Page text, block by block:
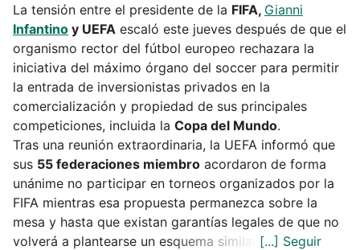
La tensión entre el presidente de la FIFA, Gianni
Infantino y UEFA escaló este jueves después de que el
organismo rector del fútbol europeo rechazara la
iniciativa del máximo órgano del soccer para permitir
la entrada de inversionistas privados en la
comercialización y propiedad de sus principales
competiciones, incluida la Copa del Mundo.
Tras una reunión extraordinaria, la UEFA informó que
sus 55 federaciones miembro acordaron de forma
unánime no participar en torneos organizados por la
FIFA mientras esa propuesta permanezca sobre la
mesa y hasta que existan garantías legales de que no
volverá a plantearse un esquema similar.